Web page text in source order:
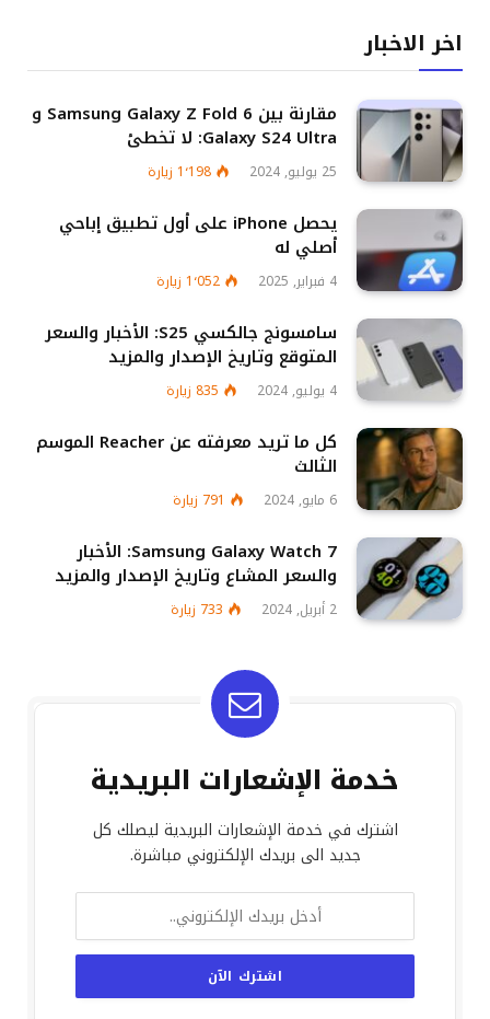
اخر الاخبار
مقارنة بين Samsung Galaxy Z Fold 6 و
Galaxy S24 Ultra: لا تخطئ
25 يوليو, 2024 1٬198 زيارة
يحصل iPhone على أول تطبيق إباحي
أصلي له
4 فبراير, 2025 1٬052 زيارة
سامسونج جالكسي S25: الأخبار والسعر
المتوقع وتاريخ الإصدار والمزيد
4 يوليو, 2024 835 زيارة
كل ما تريد معرفته عن Reacher الموسم
الثالث
6 مايو, 2024 791 زيارة
Samsung Galaxy Watch 7: الأخبار
والسعر المشاع وتاريخ الإصدار والمزيد
2 أبريل, 2024 733 زيارة
خدمة الإشعارات البريدية
اشترك في خدمة الإشعارات البريدية ليصلك كل
جديد الى بريدك الإلكتروني مباشرة.